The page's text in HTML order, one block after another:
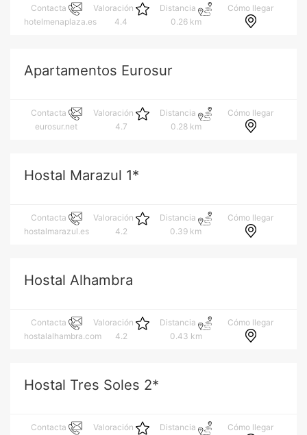
Contacta
hotelmenaplaza.es
Valoración
4.4
Distancia
0.26 km
Cómo llegar
Apartamentos Eurosur
Contacta
eurosur.net
Valoración
4.7
Distancia
0.28 km
Cómo llegar
Hostal Marazul 1*
Contacta
hostalmarazul.es
Valoración
4.2
Distancia
0.39 km
Cómo llegar
Hostal Alhambra
Contacta
hostalalhambra.com
Valoración
4.2
Distancia
0.43 km
Cómo llegar
Hostal Tres Soles 2*
Contacta
Valoración
Distancia
Cómo llegar